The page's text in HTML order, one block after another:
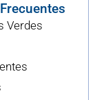
Verdes